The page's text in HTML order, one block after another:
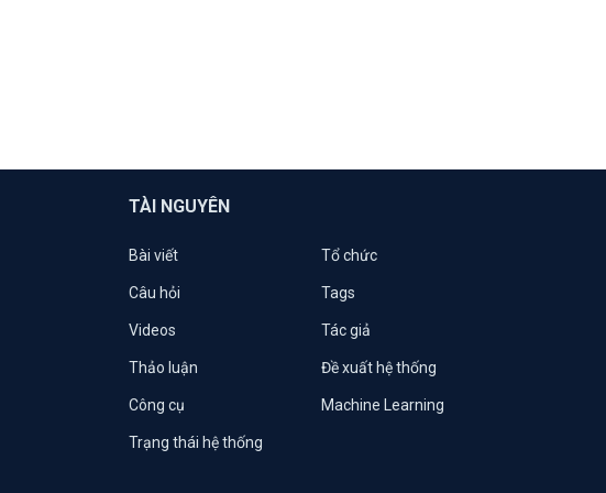
TÀI NGUYÊN
Bài viết Tổ chức
Câu hỏi Tags
Videos Tác giả
Thảo luận Đề xuất hệ thống
Công cụ Machine Learning
Trạng thái hệ thống